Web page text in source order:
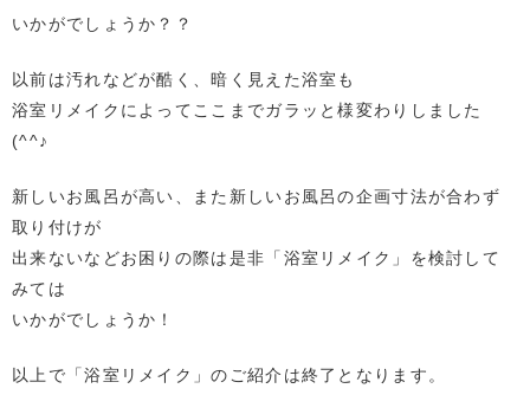
いかがでしょうか？？
以前は汚れなどが酷く、暗く見えた浴室も
浴室リメイクによってここまでガラッと様変わりしました
(^^♪
新しいお風呂が高い、また新しいお風呂の企画寸法が合わず
取り付けが
出来ないなどお困りの際は是非「浴室リメイク」を検討して
みては
いかがでしょうか！
以上で「浴室リメイク」のご紹介は終了となります。